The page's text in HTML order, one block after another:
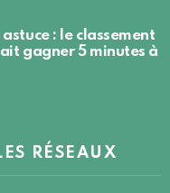
: le classement
gagner 5 minutes à
RÉSEAUX